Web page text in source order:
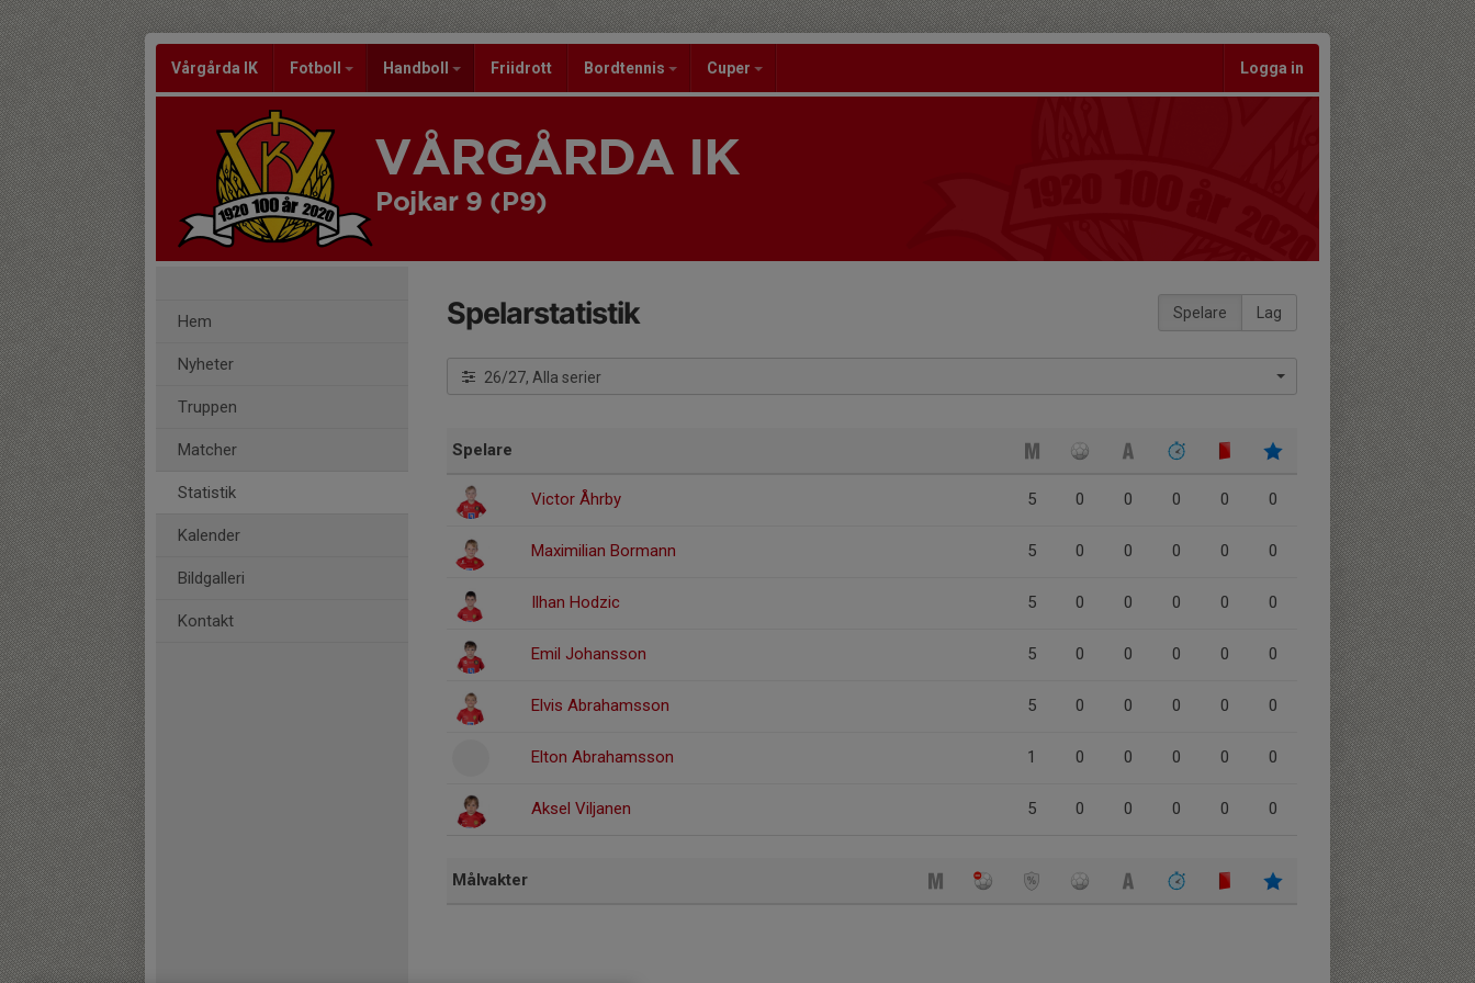
Vårgårda IK Fotboll Handboll Friidrott Bordtennis Cuper Logga in
VÅRGÅRDA IK
Pojkar 9 (P9)
Hem
Nyheter
Truppen
Matcher
Statistik
Kalender
Bildgalleri
Kontakt
Spelare Lag
Spelarstatistik
26/27, Alla serier
Spelare
Victor Åhrby 5 0 0 0 0 0
Maximilian Bormann 5 0 0 0 0 0
Ilhan Hodzic 5 0 0 0 0 0
Emil Johansson 5 0 0 0 0 0
Elvis Abrahamsson 5 0 0 0 0 0
Elton Abrahamsson 1 0 0 0 0 0
Aksel Viljanen 5 0 0 0 0 0
Målvakter